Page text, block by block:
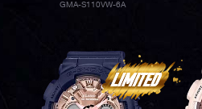
GMA-S110VW-6A